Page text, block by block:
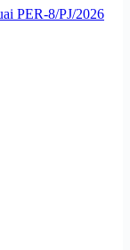
PER-8/PJ/2026